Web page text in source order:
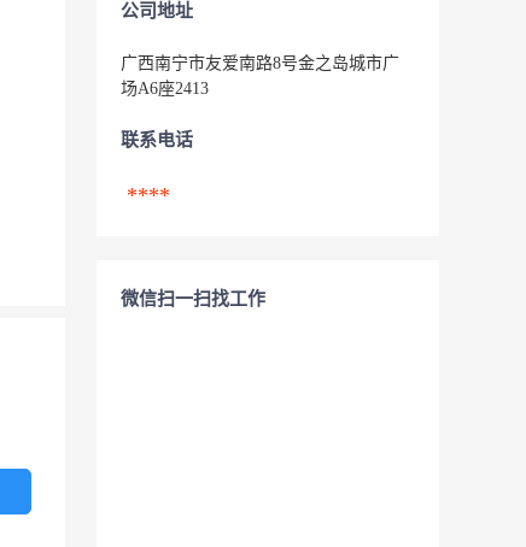
公司地址
广西南宁市友爱南路8号金之岛城市广
场A6座2413
联系电话
****
微信扫一扫找工作